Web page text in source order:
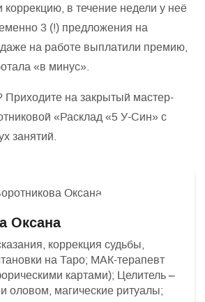
коррекцию, в течение недели у неё
3 (!) предложения на
на работе выплатили премию,
«в минус».
Приходите на закрытый мастер-
«Расклад «5 У-Син» с
занятий.
Оксана
коррекция судьбы,
на Таро; МАК-терапевт
картами); Целитель –
оловом, магические ритуалы;